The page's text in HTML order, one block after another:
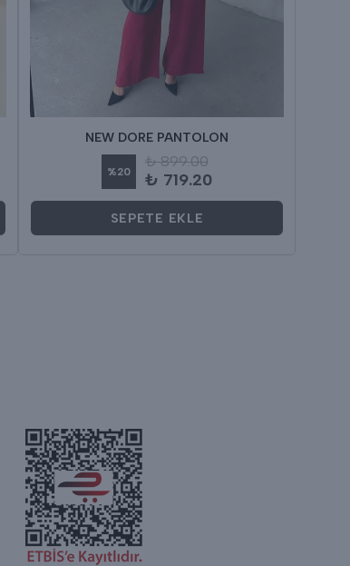
NEW DORE PANTOLON
%20
₺ 899.00
₺ 719.20
SEPETE EKLE